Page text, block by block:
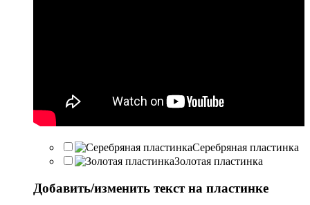
Серебряная пластинка
Золотая пластинка
Добавить/изменить текст на пластинке